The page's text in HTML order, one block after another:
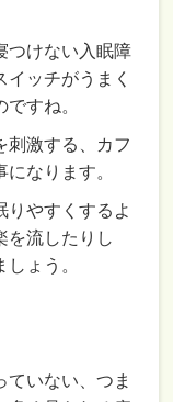
つけない入眠障
ッチがうまく
すね。
刺激する、カフ
なります。
りやすくするよ
を流したりし
ょう。
ていない、つま